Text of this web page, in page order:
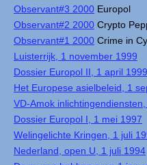
Observant#3 2000 Europol
Observant#2 2000 Crypto
Observant#1 2000 Crime in
Luisterrijk, 1 november 1999
Dossier Europol II, 1 april 1999
Het Europese asielbeleid, 1
VD-Amok
Dossier Europol I, 1 mei 1997
Welingelichte Kringen, 1 juli
Nederland, open U, 1 juli 1994